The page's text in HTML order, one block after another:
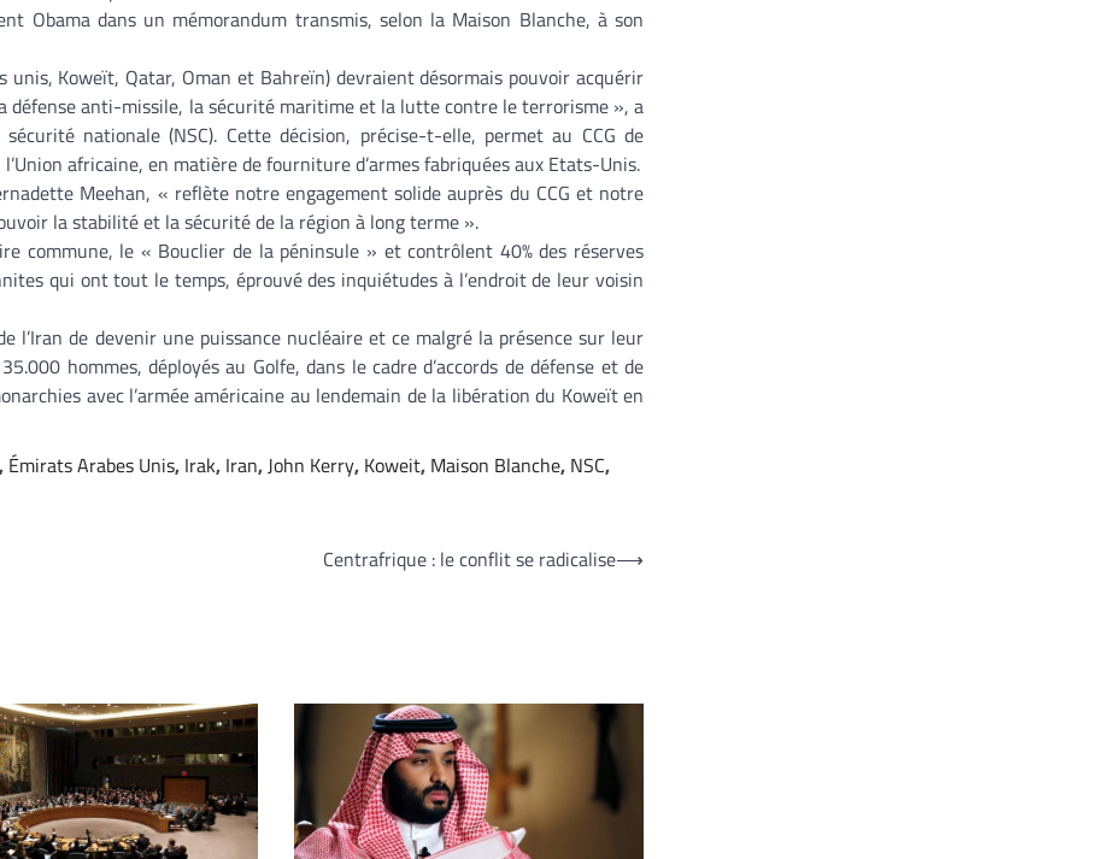
Obama dans un mémorandum transmis, selon la Maison Blanche, à son
unis, Koweït, Qatar, Oman et Bahreïn) devraient désormais pouvoir acquérir
anti-missile, la sécurité maritime et la lutte contre le terrorisme », a
nationale (NSC). Cette décision, précise-t-elle, permet au CCG de
africaine, en matière de fourniture d’armes fabriquées aux Etats-Unis.
Meehan, « reflète notre engagement solide auprès du CCG et notre
la stabilité et la sécurité de la région à long terme ».
commune, le « Bouclier de la péninsule » et contrôlent 40% des réserves
qui ont tout le temps, éprouvé des inquiétudes à l’endroit de leur voisin
l’Iran de devenir une puissance nucléaire et ce malgré la présence sur leur
hommes, déployés au Golfe, dans le cadre d’accords de défense et de
avec l’armée américaine au lendemain de la libération du Koweït en
, Émirats Arabes Unis, Irak, Iran,John Kerry, Koweit, Maison Blanche, NSC,
Centrafrique : le conflit se radicalise⟶